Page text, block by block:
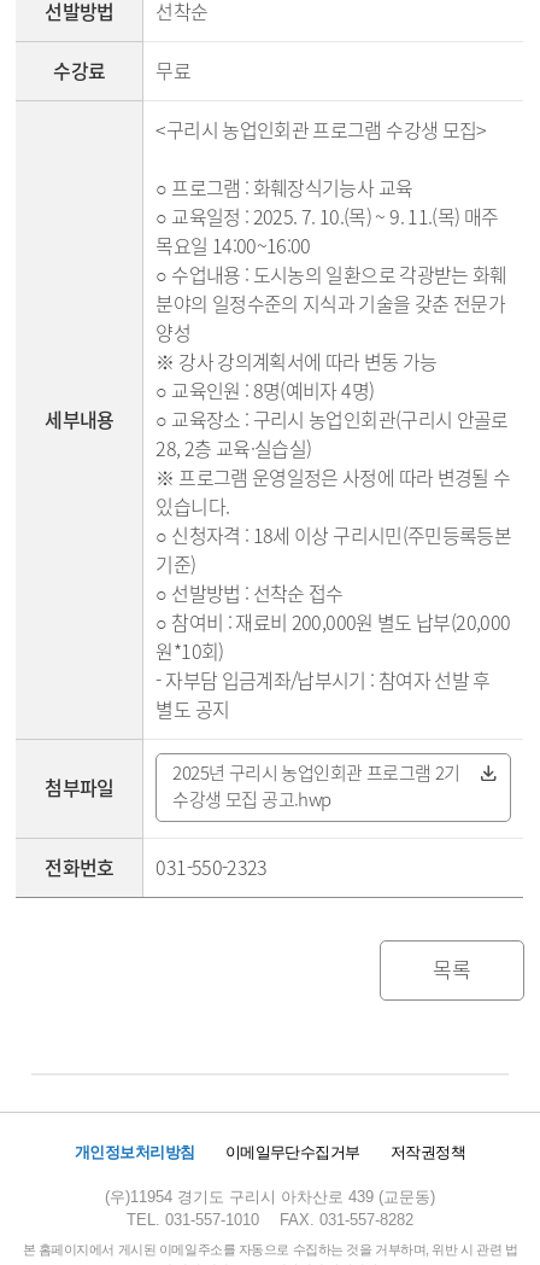
선발방법 선착순
수강료 무료
세부내용
<구리시 농업인회관 프로그램 수강생 모집>
○ 프로그램 : 화훼장식기능사 교육
○ 교육일정 : 2025. 7. 10.(목) ~ 9. 11.(목) 매주
목요일 14:00~16:00
○ 수업내용 : 도시농의 일환으로 각광받는 화훼
분야의 일정수준의 지식과 기술을 갖춘 전문가
양성
※ 강사 강의계획서에 따라 변동 가능
○ 교육인원 : 8명(예비자 4명)
○ 교육장소 : 구리시 농업인회관(구리시 안골로
28, 2층 교육·실습실)
※ 프로그램 운영일정은 사정에 따라 변경될 수
있습니다.
○ 신청자격 : 18세 이상 구리시민(주민등록등본
기준)
○ 선발방법 : 선착순 접수
○ 참여비 : 재료비 200,000원 별도 납부(20,000
원*10회)
- 자부담 입금계좌/납부시기 : 참여자 선발 후
별도 공지
첨부파일
2025년 구리시 농업인회관 프로그램 2기
수강생 모집 공고.hwp
전화번호 031-550-2323
목록
개인정보처리방침 이메일무단수집거부 저작권정책
(우)11954 경기도 구리시 아차산로 439 (교문동)
TEL. 031-557-1010
FAX. 031-557-8282
본 홈페이지에서 게시된 이메일주소를 자동으로 수집하는 것을 거부하며, 위반 시 관련 법